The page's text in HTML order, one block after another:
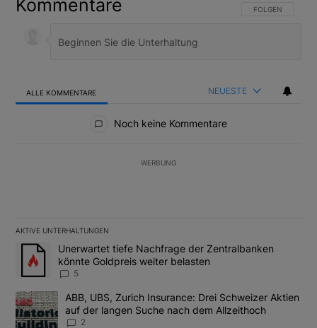
Kommentare FOLGE DIESER
FOLGEN
ALLE KOMMENTARE NEUESTE
Noch keine Kommentare
WERBUNG
AKTIVE UNTERHALTUNGEN
Das Folgende ist eine Liste der am meisten kommentierten
Ein Trendartikel mit dem Titel "Unerwartet tiefe Nachfrage der
Unerwartet tiefe Nachfrage der Zentralbanken
könnte Goldpreis weiter belasten
5
Ein Trendartikel mit dem Titel "ABB, UBS, Zurich Insurance:
ABB, UBS, Zurich Insurance: Drei Schweizer Aktien
auf der langen Suche nach dem Allzeithoch
2